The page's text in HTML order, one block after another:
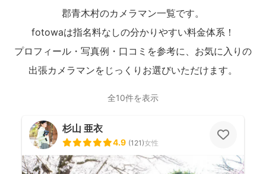
郡青木村のカメラマン一覧です。
fotowaは指名料なしの分かりやすい料金体系！
プロフィール・写真例・口コミを参考に、お気に入りの
出張カメラマンをじっくりお選びいただけます。
全10件を表示
杉山 亜衣
4.9 (121)女性